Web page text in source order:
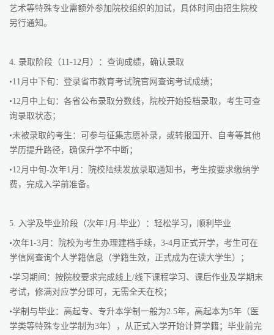
艺术等特殊专业需额外参加院校组织的加试，具体时间由招生院校
另行通知。
4. 录取阶段（11-12月）：查询成绩，确认录取
•11月中下旬：登录省市教育考试院官网查询考试成绩；
•12月中上旬：各省公布录取分数线，院校开始投档录取，考生可查
询录取状态；
•未被录取的考生：可参与征集志愿补录，或转报国开、自考等其他
学历提升路径，确保升学不中断；
•12月中旬-次年1月：院校陆续发放录取通知书，考生按要求缴纳学
费，完成入学前准备。
5. 入学及毕业阶段（次年1月-毕业）：轻松学习，顺利毕业
•次年1-3月：院校为考生办理建档手续，3-4月正式开学，考生可在
学信网查询个人学籍信息（学籍生效，正式成为在读大学生）；
•学习期间：按院校要求完成线上/线下课程学习、课后作业及学期末
考试，修满对应学分即可，无需全天在校；
•学制与毕业：高起专、专升本学制一般为2.5年，高起本为5年（医
学类等特殊专业学制为3年），从正式入学开始计算学籍；毕业前完